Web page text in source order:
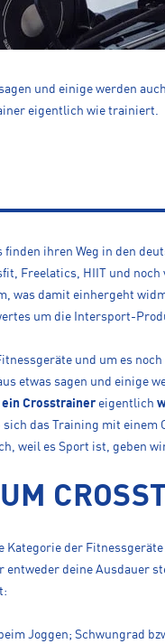
und einige werden
eigentlich wie trainiert.
ihren Weg in den
Freelatics, HIIT und
was damit einhergeht
um die Intersport-
und um es
etwas sagen und einige
ein Crosstrainereigentlich
das Training mit
weil es Sport ist, geben
der
entweder deine Aus­dauer
Joggen; Schwungrad